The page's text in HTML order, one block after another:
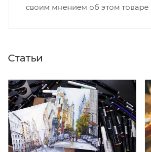
своим мнением об этом товаре
Статьи